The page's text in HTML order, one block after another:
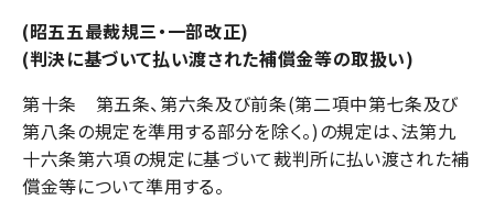
(昭五五最裁規三・一部改正)
(判決に基づいて払い渡された補償金等の取扱い)
第十条 第五条、第六条及び前条(第二項中第七条及び
第八条の規定を準用する部分を除く。)の規定は、法第九
十六条第六項の規定に基づいて裁判所に払い渡された補
償金等について準用する。